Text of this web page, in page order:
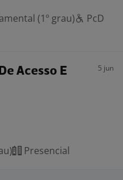
(1º grau)
PcD
Acesso E
5 jun
Presencial